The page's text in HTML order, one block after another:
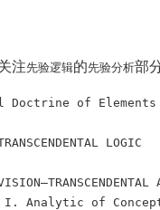
注先验逻辑的先验分析部
Doctrine of Elements
LOGIC
Analytic of